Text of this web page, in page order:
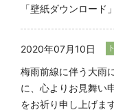
「壁紙ダウンロード
2020年07月10日
梅雨前線に伴う大雨
に、心よりお見舞い
をお祈り申し上げます